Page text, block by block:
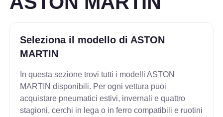
Seleziona il modello di ASTON
MARTIN
In questa sezione trovi tutti i modelli ASTON
MARTIN disponibili. Per ogni vettura puoi
acquistare pneumatici estivi, invernali e quattro
stagioni, cerchi in lega o in ferro compatibili e ruotini